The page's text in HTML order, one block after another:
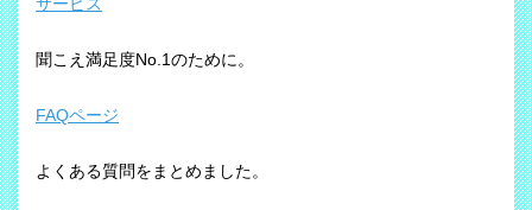
聞こえ満足度No.1のために。
FAQページ
よくある質問をまとめました。